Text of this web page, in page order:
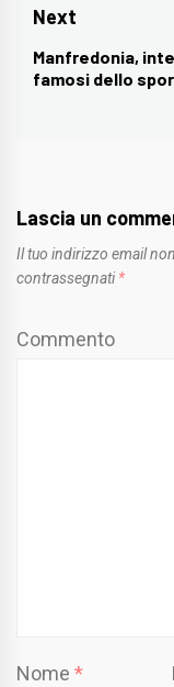
post:
Next
Next
post:
Manfredonia,
famosi dello
Lascia un
Il tuo indirizzo email
contrassegnati *
Commento
Nome *